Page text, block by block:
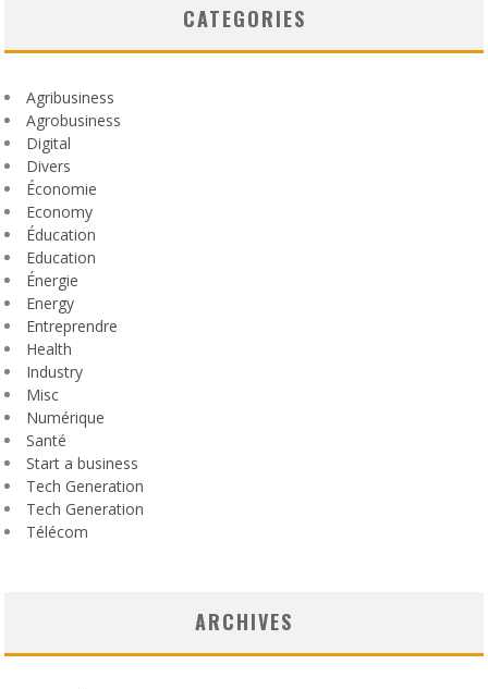
CATEGORIES
Agribusiness
Agrobusiness
Digital
Divers
Économie
Economy
Éducation
Education
Énergie
Energy
Entreprendre
Health
Industry
Misc
Numérique
Santé
Start a business
Tech Generation
Tech Generation
Télécom
ARCHIVES